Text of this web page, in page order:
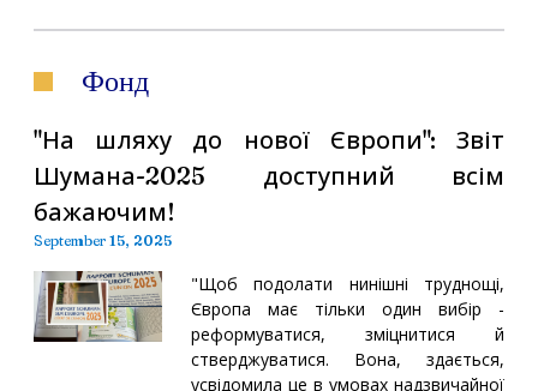
Фонд
"На шляху до нової Європи": Звіт
Шумана-2025 доступний всім
бажаючим!
September 15, 2025
"Щоб подолати нинішні труднощі,
Європа має тільки один вибір -
реформуватися, зміцнитися й
стверджуватися. Вона, здається,
усвідомила це в умовах надзвичайної